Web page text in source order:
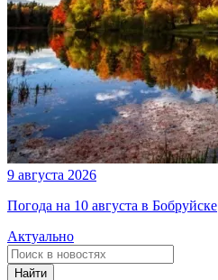
9 августа 2026
Погода на 10 августа в Бобруйске
Актуально
Найти